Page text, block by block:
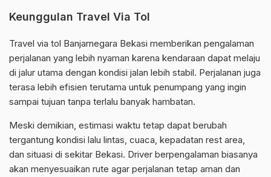
Keunggulan Travel Via Tol
Travel via tol Banjarnegara Bekasi memberikan pengalaman
perjalanan yang lebih nyaman karena kendaraan dapat melaju
di jalur utama dengan kondisi jalan lebih stabil. Perjalanan juga
terasa lebih efisien terutama untuk penumpang yang ingin
sampai tujuan tanpa terlalu banyak hambatan.
Meski demikian, estimasi waktu tetap dapat berubah
tergantung kondisi lalu lintas, cuaca, kepadatan rest area,
dan situasi di sekitar Bekasi. Driver berpengalaman biasanya
akan menyesuaikan rute agar perjalanan tetap aman dan